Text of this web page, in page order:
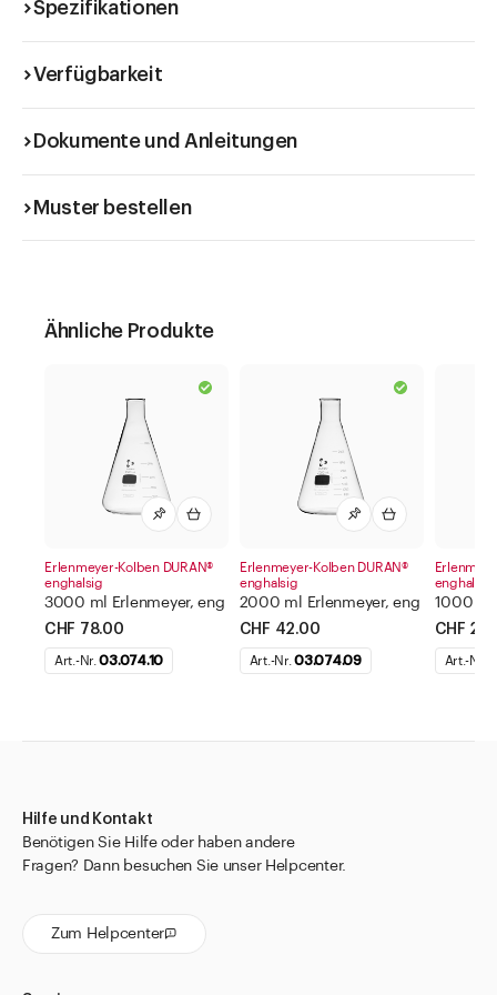
Spezifikationen
Verfügbarkeit
Dokumente und Anleitungen
Muster bestellen
Ähnliche Produkte
Erlenmeyer-Kolben DURAN®
enghalsig
3000 ml Erlenmeyer, eng
CHF 78.00
Art.-Nr.03.074.10
Erlenmeyer-Kolben DURAN®
enghalsig
2000 ml Erlenmeyer, eng
CHF 42.00
Art.-Nr.03.074.09
enghalsig
1000 ml
CHF
Art.-Nr.
Hilfe und Kontakt
Benötigen Sie Hilfe oder haben andere
Fragen? Dann besuchen Sie unser Helpcenter.
Zum Helpcenter